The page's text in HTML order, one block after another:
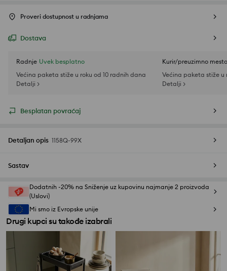
Proveri dostupnost u radnjama
Dostava
Radnje Uvek besplatno
Većina paketa stiže u roku od 10 radnih dana
Detalji >
Kurir/preuzimno mesto
Većina paketa stiže u
Detalji >
Besplatan povraćaj
Detaljan opis 1158Q-99X
Sastav
Dodatnih -20% na Sniženje uz kupovinu najmanje 2 proizvoda
(Uslovi)
Mi smo iz Evropske unije
Drugi kupci su takođe izabrali